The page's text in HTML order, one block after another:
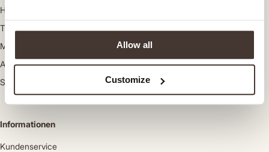
Allow all
Customize
Hemden
T-shirts und Poloshirts
Mäntel
Anzugsakkos
Schuhe
Informationen
Kundenservice